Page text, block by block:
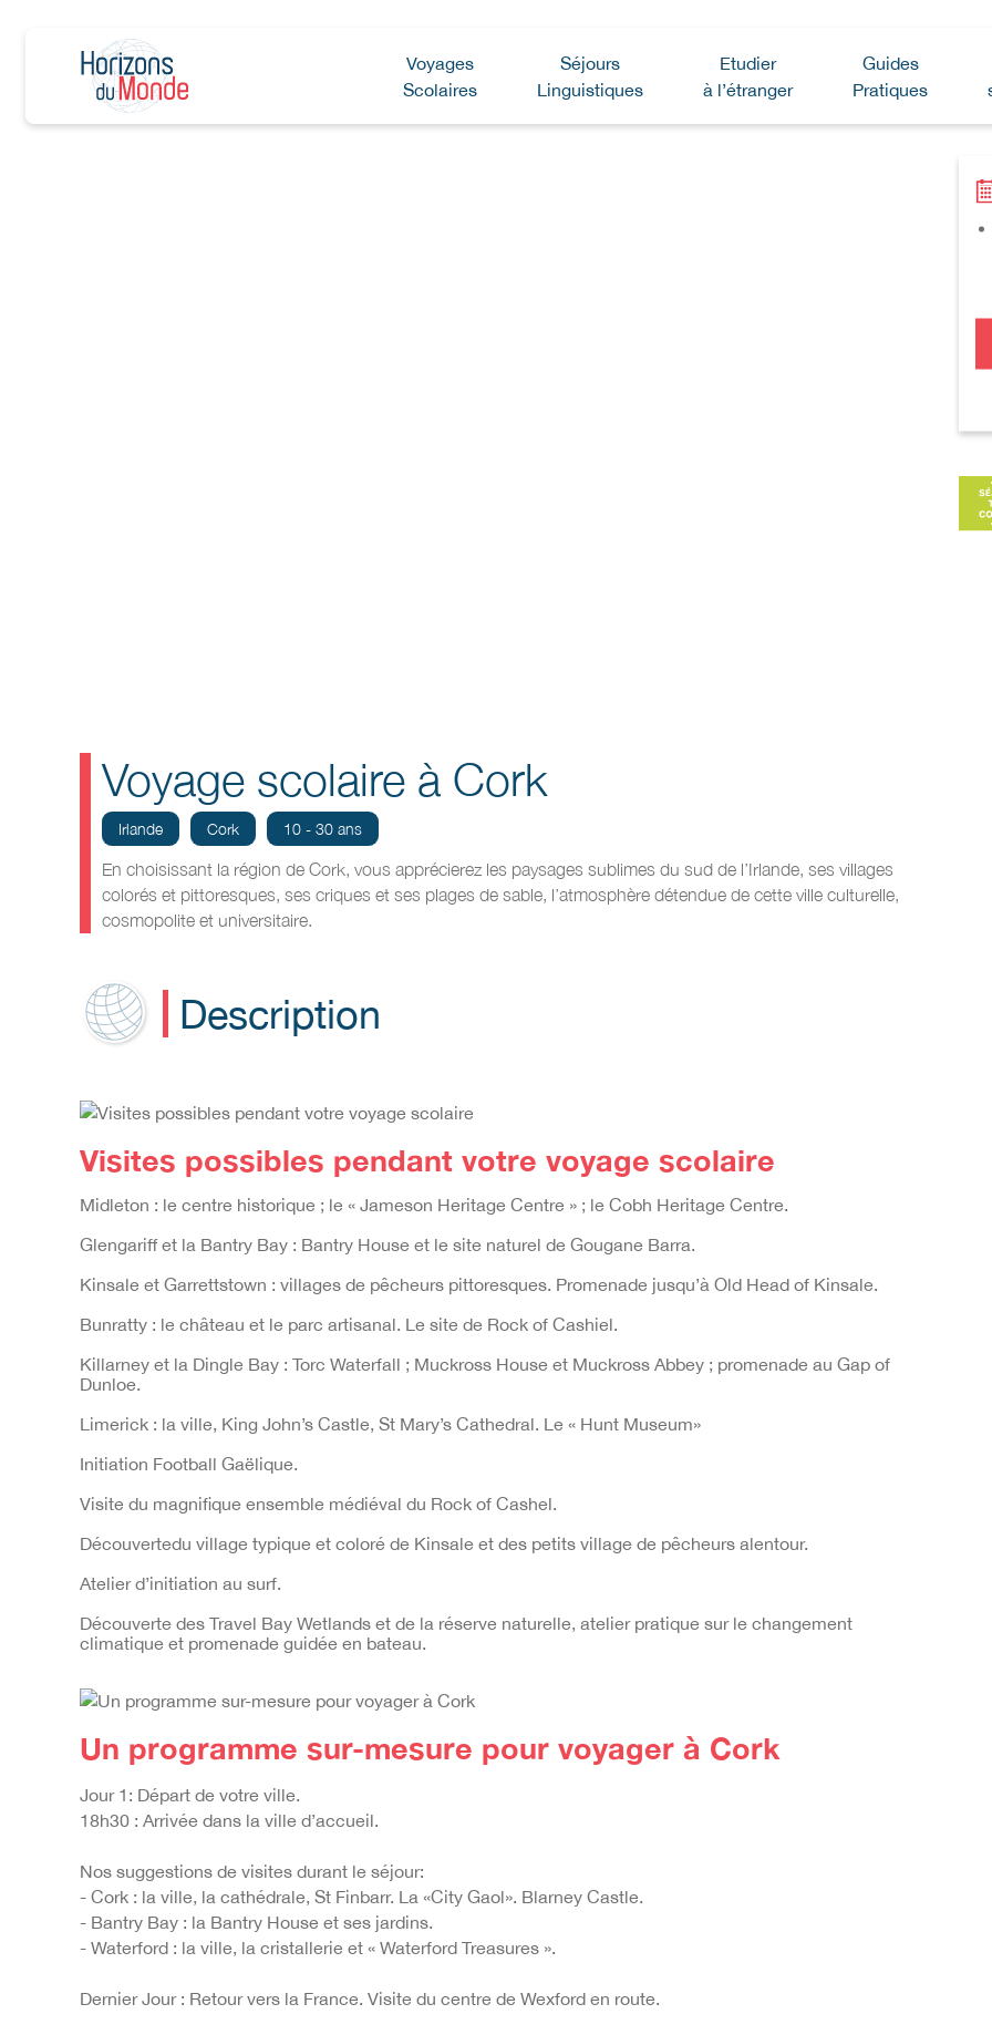
Voyages
Scolaires
Séjours
Linguistiques
Etudier
à l’étranger
Guides
Pratiques
Voyage scolaire à Cork
Irlande Cork 10 - 30 ans
En choisissant la région de Cork, vous apprécierez les paysages sublimes du sud de l’Irlande, ses villages
colorés et pittoresques, ses criques et ses plages de sable, l’atmosphère détendue de cette ville culturelle,
cosmopolite et universitaire.
Description
Visites possibles pendant votre voyage scolaire
Midleton : le centre historique ; le « Jameson Heritage Centre » ; le Cobh Heritage Centre.
Glengariff et la Bantry Bay : Bantry House et le site naturel de Gougane Barra.
Kinsale et Garrettstown : villages de pêcheurs pittoresques. Promenade jusqu’à Old Head of Kinsale.
Bunratty : le château et le parc artisanal. Le site de Rock of Cashiel.
Killarney et la Dingle Bay : Torc Waterfall ; Muckross House et Muckross Abbey ; promenade au Gap of
Dunloe.
Limerick : la ville, King John’s Castle, St Mary’s Cathedral. Le « Hunt Museum»
Initiation Football Gaëlique.
Visite du magnifique ensemble médiéval du Rock of Cashel.
Découvertedu village typique et coloré de Kinsale et des petits village de pêcheurs alentour.
Atelier d’initiation au surf.
Découverte des Travel Bay Wetlands et de la réserve naturelle, atelier pratique sur le changement
climatique et promenade guidée en bateau.
Un programme sur-mesure pour voyager à Cork
Jour 1: Départ de votre ville.
18h30 : Arrivée dans la ville d’accueil.
Nos suggestions de visites durant le séjour:
- Cork : la ville, la cathédrale, St Finbarr. La «City Gaol». Blarney Castle.
- Bantry Bay : la Bantry House et ses jardins.
- Waterford : la ville, la cristallerie et « Waterford Treasures ».
Dernier Jour : Retour vers la France. Visite du centre de Wexford en route.